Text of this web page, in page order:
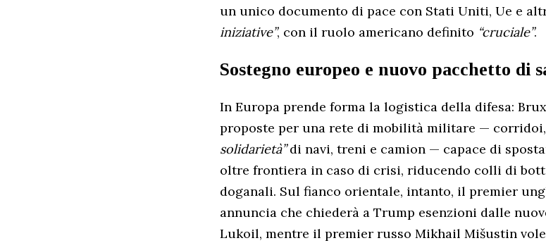
un unico documento di pace con Stati Uniti, Ue e
iniziative”, con il ruolo americano definito “cruciale”.
Sostegno europeo e nuovo pacchetto di
In Europa prende forma la logistica della difesa:
proposte per una rete di mobilità militare —
solidarietà”di navi, treni e camion — capace di
oltre frontiera in caso di crisi, riducendo colli di
doganali. Sul fianco orientale, intanto, il premier
annuncia che chiederà a Trump esenzioni dalle
Lukoil, mentre il premier russo Mikhail Mišustin